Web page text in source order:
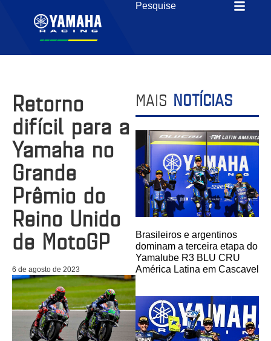
Retorno
difícil para a
Yamaha no
Grande
Prêmio do
Reino Unido
de MotoGP
6 de agosto de 2023
MAIS NOTÍCIAS
Brasileiros e argentinos
dominam a terceira etapa do
Yamalube R3 BLU CRU
América Latina em Cascavel